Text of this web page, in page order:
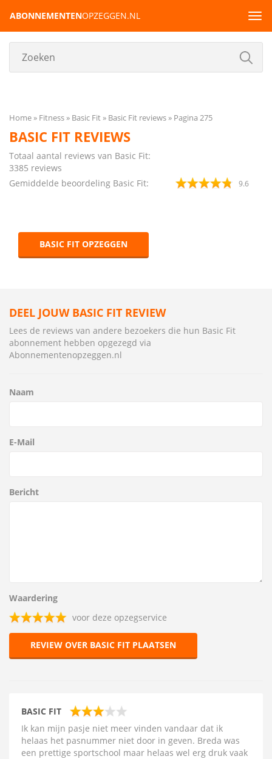
ABONNEMENTENOPZEGGEN.NL
Home Fitness Basic Fit Basic Fit reviews Pagina 275
BASIC FIT REVIEWS
Totaal aantal reviews van Basic Fit:
3385 reviews
Gemiddelde beoordeling Basic Fit:
9.6
BASIC FIT OPZEGGEN
DEEL JOUW BASIC FIT REVIEW
Lees de reviews van andere bezoekers die hun Basic Fit
abonnement hebben opgezegd via
Abonnementenopzeggen.nl
Naam
E-Mail
Bericht
Waardering
voor deze opzegservice
REVIEW OVER BASIC FIT PLAATSEN
BASIC FIT
Ik kan mijn pasje niet meer vinden vandaar dat ik
helaas het pasnummer niet door in geven. Breda was
een prettige sportschool maar helaas wel erg druk vaak